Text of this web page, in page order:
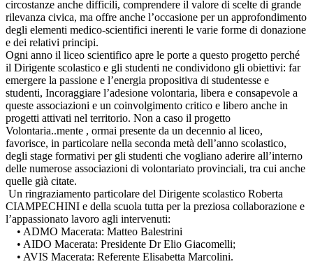
circostanze anche difficili, comprendere il valore di scelte di grande
rilevanza civica, ma offre anche l’occasione per un approfondimento
degli elementi medico-scientifici inerenti le varie forme di donazione
e dei relativi principi.
Ogni anno il liceo scientifico apre le porte a questo progetto perché
il Dirigente scolastico e gli studenti ne condividono gli obiettivi: far
emergere la passione e l’energia propositiva di studentesse e
studenti, Incoraggiare l’adesione volontaria, libera e consapevole a
queste associazioni e un coinvolgimento critico e libero anche in
progetti attivati nel territorio. Non a caso il progetto
Volontaria..mente , ormai presente da un decennio al liceo,
favorisce, in particolare nella seconda metà dell’anno scolastico,
degli stage formativi per gli studenti che vogliano aderire all’interno
delle numerose associazioni di volontariato provinciali, tra cui anche
quelle già citate.
Un ringraziamento particolare del Dirigente scolastico Roberta
CIAMPECHINI e della scuola tutta per la preziosa collaborazione e
l’appassionato lavoro agli intervenuti:
• ADMO Macerata: Matteo Balestrini
• AIDO Macerata: Presidente Dr Elio Giacomelli;
• AVIS Macerata: Referente Elisabetta Marcolini.